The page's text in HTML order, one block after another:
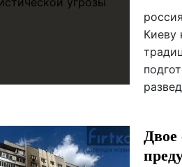
Киеву
Двое